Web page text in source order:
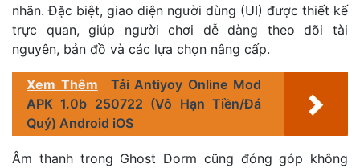
nhãn. Đặc biệt, giao diện người dùng (UI) được thiết kế
trực quan, giúp người chơi dễ dàng theo dõi tài
nguyên, bản đồ và các lựa chọn nâng cấp.
Xem Thêm
Tải Antiyoy Online Mod
APK 1.0b 250722 (Vô Hạn Tiền/Đá
Quý) Android iOS
Âm thanh trong Ghost Dorm cũng đóng góp không